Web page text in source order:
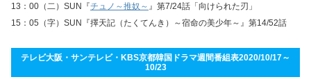
13：00（二）SUN『チュノ～推奴～ 』第7/24話「向けられた刃」
15：05（字）SUN『擇天記（たくてんき）～宿命の美少年～』第14/52話
テレビ大阪・サンテレビ・KBS京都韓国ドラマ週間番組表2020/10/17～
10/23